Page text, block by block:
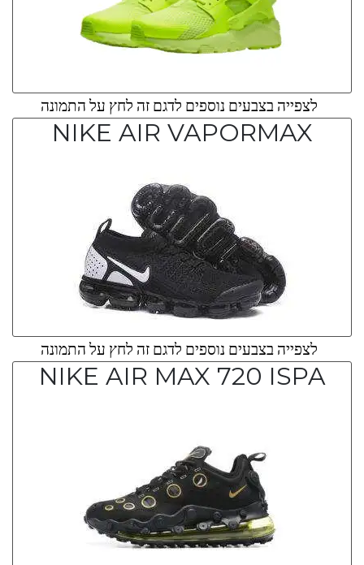
לצפייה בצבעים נוספים לדגם זה לחץ על התמונה
NIKE AIR VAPORMAX
לצפייה בצבעים נוספים לדגם זה לחץ על התמונה
NIKE AIR MAX 720 ISPA